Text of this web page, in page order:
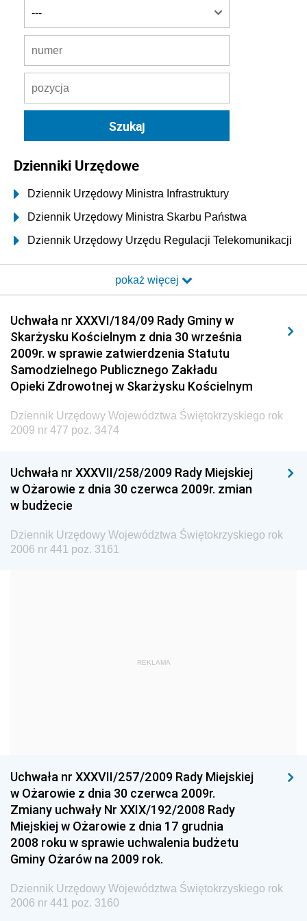
Dzienniki Urzędowe
Dziennik Urzędowy Ministra Infrastruktury
Dziennik Urzędowy Ministra Skarbu Państwa
Dziennik Urzędowy Urzędu Regulacji Telekomunikacji
Dziennik Urzędowy Ministra Transportu i Budownictwa
Elektronicznej
Dziennik Urzędowy Ministra Spraw Wewnętrznych i
Administracji
Dziennik Urzędowy Ministra Transportu
Dziennik Urzędowy Ministra Budownictwa
Dziennik Urzędowy Ministra Nauki i Szkolnictwa
Dziennik Urzędowy Głównego Urzędu Miar
Dziennik Urzędowy Ministra Rolnictwa i Rozwoju Wsi
Sportu
Dziennik Urzędowy Ministra Edukacji i Nauki
Dziennik Urzędowy Ministra Gospodarki
Dziennik Urzędowy Urzędu Ochrony Konkurencji i
Konsumentów
Dziennik Urzędowy Ministra Pracy i Polityki
Społecznej
Dziennik Urzędowy Urzędu Lotnictwa Cywilnego
pokaż więcej
Uchwała nr XXXVI/184/09 Rady Gminy w
Skarżysku Kościelnym z dnia 30 września
2009r. w sprawie zatwierdzenia Statutu
Samodzielnego Publicznego Zakładu
Opieki Zdrowotnej w Skarżysku Kościelnym
Dziennik Urzędowy Województwa Świętokrzyskiego rok
2009 nr 477 poz. 3474
Uchwała nr XXXVII/258/2009 Rady Miejskiej
w Ożarowie z dnia 30 czerwca 2009r. zmian
w budżecie
Dziennik Urzędowy Województwa Świętokrzyskiego rok
2006 nr 441 poz. 3161
REKLAMA
Uchwała nr XXXVII/257/2009 Rady Miejskiej
w Ożarowie z dnia 30 czerwca 2009r.
Zmiany uchwały Nr XXIX/192/2008 Rady
Miejskiej w Ożarowie z dnia 17 grudnia
2008 roku w sprawie uchwalenia budżetu
Gminy Ożarów na 2009 rok.
Dziennik Urzędowy Województwa Świętokrzyskiego rok
2006 nr 441 poz. 3160